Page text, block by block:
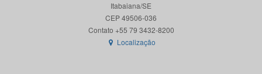
Itabaiana/SE
CEP 49506-036
Localização